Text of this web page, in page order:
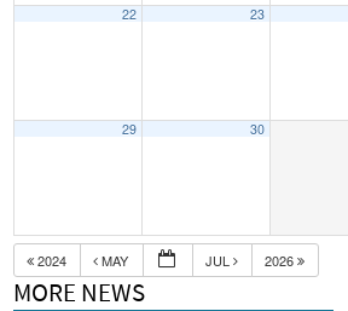
22 23
29 30
2024 MAY JUL 2026
MORE NEWS